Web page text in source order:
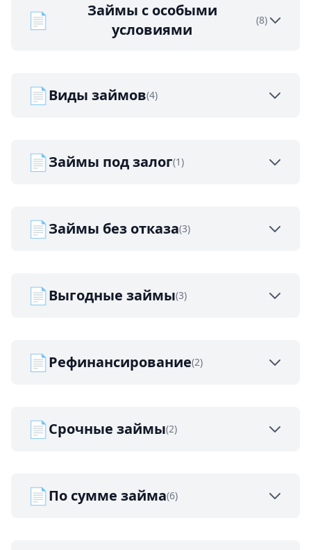
📄
Займы с особыми
условиями
(8)
📄Виды займов(4)
📄Займы под залог(1)
📄Займы без отказа(3)
📄Выгодные займы(3)
📄Рефинансирование(2)
📄Срочные займы(2)
📄По сумме займа(6)